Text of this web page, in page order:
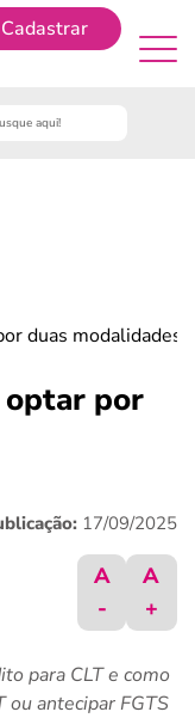
Cadastrar
duas modalidades
optar por
17/09/2025
A
-
A
+
para CLT e como
ou antecipar FGTS